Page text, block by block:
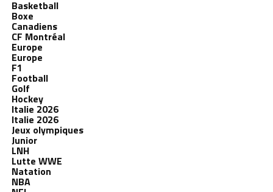
Basketball
Boxe
Canadiens
CF Montréal
Europe
Europe
F1
Football
Golf
Hockey
Italie 2026
Italie 2026
Jeux olympiques
Junior
LNH
Lutte WWE
Natation
NBA